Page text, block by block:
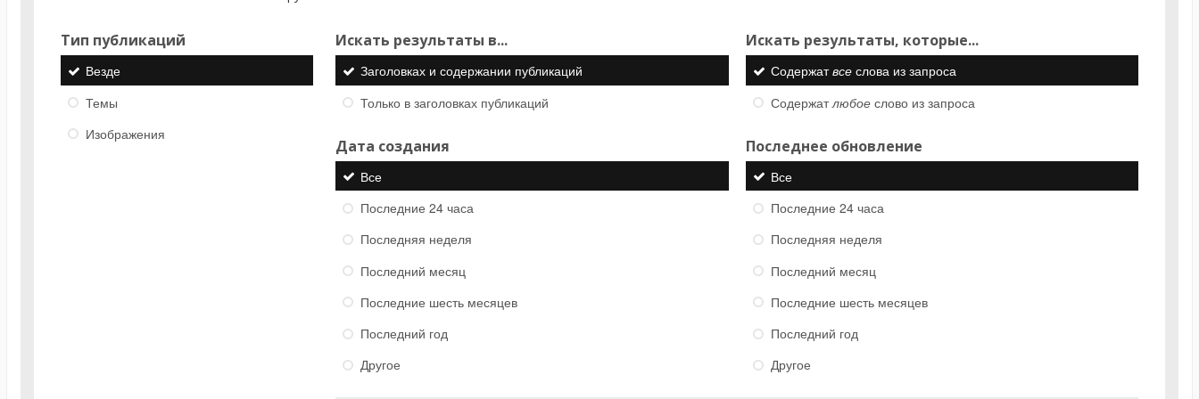
Тип публикаций
Везде
Темы
Изображения
Искать результаты в...
Заголовках и содержании публикаций
Только в заголовках публикаций
Искать результаты, которые...
Содержатвсеслова из запроса
Содержатлюбоеслово из запроса
Дата создания
Все
Последние 24 часа
Последняя неделя
Последний месяц
Последние шесть месяцев
Последний год
Другое
Последнее обновление
Все
Последние 24 часа
Последняя неделя
Последний месяц
Последние шесть месяцев
Последний год
Другое